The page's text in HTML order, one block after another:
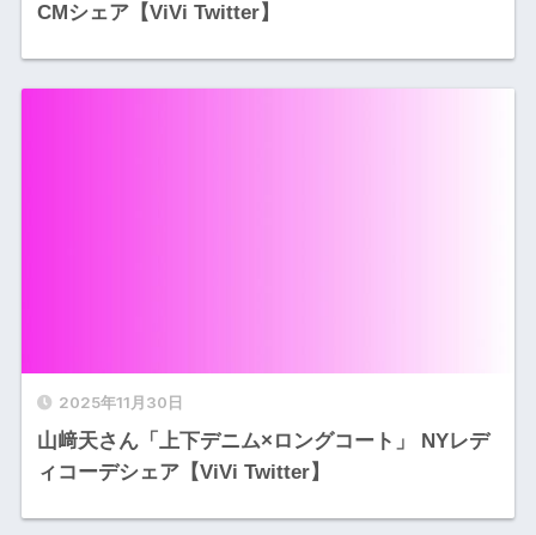
CMシェア【ViVi Twitter】
2025年11月30日
山﨑天さん「上下デニム×ロングコート」 NYレデ
ィコーデシェア【ViVi Twitter】